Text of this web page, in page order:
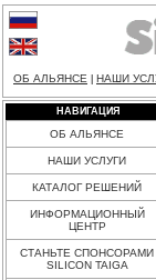
ОБ АЛЬЯНСЕ НАШИ
НАВИГАЦИЯ
ОБ АЛЬЯНСЕ
НАШИ УСЛУГИ
КАТАЛОГ РЕШЕНИЙ
ИНФОРМАЦИОННЫЙ
ЦЕНТР
СТАНЬТЕ СПОНСОРАМИ
SILICON TAIGA